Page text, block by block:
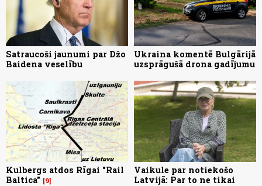
Satraucoši jaunumi par Džo
Baidena veselību
Ukraina komentē Bulgārijā
uzsprāgušā drona gadījumu
Kulbergs atdos Rīgai "Rail
Baltica"
9
Vaikule par notiekošo
Latvijā: Par to ne tikai